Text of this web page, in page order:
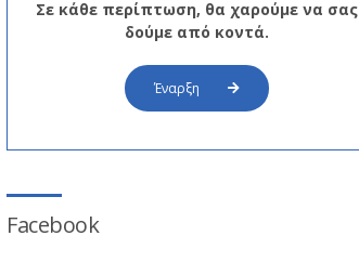
Σε κάθε περίπτωση, θα χαρούμε να σας
δούμε από κοντά.
Έναρξη
Facebook